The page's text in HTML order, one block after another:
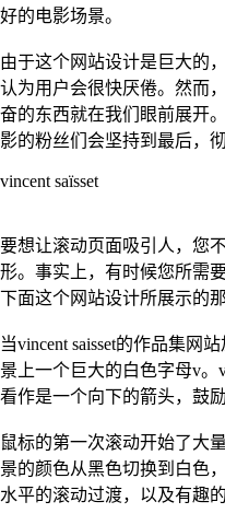
好的电影场景。
由于这个网站设计是巨大的
认为用户会很快厌倦。然而
奋的东西就在我们眼前展开
影的粉丝们会坚持到最后，
vincent saïsset
要想让滚动页面吸引人，您
形。事实上，有时候您所需
下面这个网站设计所展示的那
当vincent saisset的作品集网
景上一个巨大的白色字母v
看作是一个向下的箭头，鼓
鼠标的第一次滚动开始了大
景的颜色从黑色切换到白色
水平的滚动过渡，以及有趣